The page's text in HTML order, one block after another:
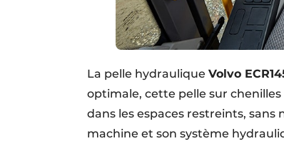
La pelle hydraulique Volvo
optimale, cette pelle sur
dans les espaces restreints,
machine et son système